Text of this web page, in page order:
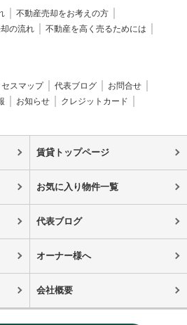
不動産売却をお考えの方
の流れ
不動産を高く売るためには
セスマップ 代表ブログ
お問合せ
お知らせ
クレジットカード
賃貸トップページ
お気に入り物件一覧
代表ブログ
オーナー様へ
会社概要